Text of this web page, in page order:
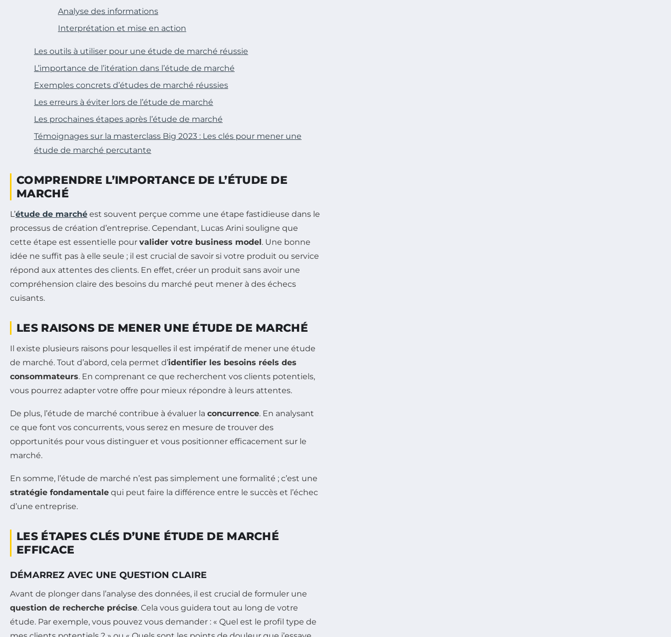
Analyse des informations
Interprétation et mise en action
Les outils à utiliser pour une étude de marché réussie
L’importance de l’itération dans l’étude de marché
Exemples concrets d’études de marché réussies
Les erreurs à éviter lors de l’étude de marché
Les prochaines étapes après l’étude de marché
Témoignages sur la masterclass Big 2023 : Les clés pour mener une
étude de marché percutante
COMPRENDRE L’IMPORTANCE DE L’ÉTUDE DE
MARCHÉ
L’étude de marché est souvent perçue comme une étape fastidieuse dans le
processus de création d’entreprise. Cependant, Lucas Arini souligne que
cette étape est essentielle pour valider votre business model . Une bonne
idée ne suffit pas à elle seule ; il est crucial de savoir si votre produit ou service
répond aux attentes des clients. En effet, créer un produit sans avoir une
compréhension claire des besoins du marché peut mener à des échecs
cuisants.
LES RAISONS DE MENER UNE ÉTUDE DE MARCHÉ
Il existe plusieurs raisons pour lesquelles il est impératif de mener une étude
de marché. Tout d’abord, cela permet d’identifier les besoins réels des
consommateurs. En comprenant ce que recherchent vos clients potentiels,
vous pourrez adapter votre offre pour mieux répondre à leurs attentes.
De plus, l’étude de marché contribue à évaluer la concurrence. En analysant
ce que font vos concurrents, vous serez en mesure de trouver des
opportunités pour vous distinguer et vous positionner efficacement sur le
marché.
En somme, l’étude de marché n’est pas simplement une formalité ; c’est une
stratégie fondamentale qui peut faire la différence entre le succès et l’échec
d’une entreprise.
LES ÉTAPES CLÉS D’UNE ÉTUDE DE MARCHÉ
EFFICACE
DÉMARREZ AVEC UNE QUESTION CLAIRE
Avant de plonger dans l’analyse des données, il est crucial de formuler une
question de recherche précise. Cela vous guidera tout au long de votre
étude. Par exemple, vous pouvez vous demander : « Quel est le profil type de